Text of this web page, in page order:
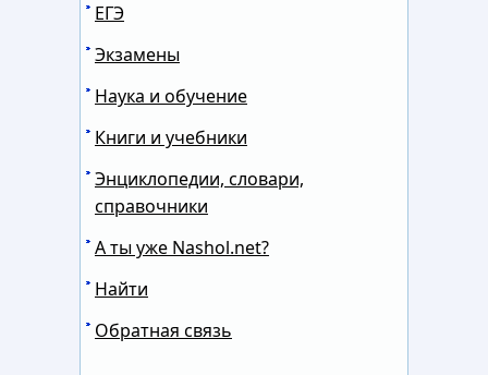
ЕГЭ
Экзамены
Наука и обучение
Книги и учебники
Энциклопедии, словари,
справочники
А ты уже Nashol.net?
Найти
Обратная связь